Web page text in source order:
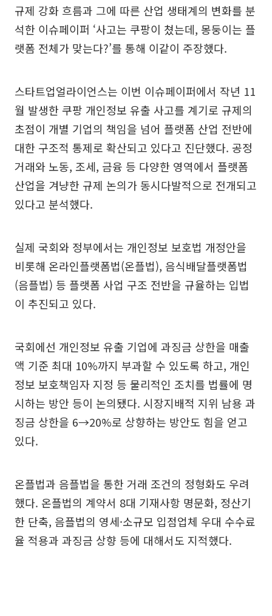
규제 강화 흐름과 그에 따른 산업 생태계의 변화를 분
석한 이슈페이퍼 ‘사고는 쿠팡이 쳤는데, 몽둥이는 플
랫폼 전체가 맞는다?’를 통해 이같이 주장했다.
스타트업얼라이언스는 이번 이슈페이퍼에서 작년 11
월 발생한 쿠팡 개인정보 유출 사고를 계기로 규제의
초점이 개별 기업의 책임을 넘어 플랫폼 산업 전반에
대한 구조적 통제로 확산되고 있다고 진단했다. 공정
거래와 노동, 조세, 금융 등 다양한 영역에서 플랫폼
산업을 겨냥한 규제 논의가 동시다발적으로 전개되고
있다고 분석했다.
실제 국회와 정부에서는 개인정보 보호법 개정안을
비롯해 온라인플랫폼법(온플법), 음식배달플랫폼법
(음플법) 등 플랫폼 사업 구조 전반을 규율하는 입법
이 추진되고 있다.
국회에선 개인정보 유출 기업에 과징금 상한을 매출
액 기준 최대 10%까지 부과할 수 있도록 하고, 개인
정보 보호책임자 지정 등 물리적인 조치를 법률에 명
시하는 방안 등이 논의됐다. 시장지배적 지위 남용 과
징금 상한을 6→20%로 상향하는 방안도 힘을 얻고
있다.
온플법과 음플법을 통한 거래 조건의 정형화도 우려
했다. 온플법의 계약서 8대 기재사항 명문화, 정산기
한 단축, 음플법의 영세·소규모 입점업체 우대 수수료
율 적용과 과징금 상향 등에 대해서도 지적했다.